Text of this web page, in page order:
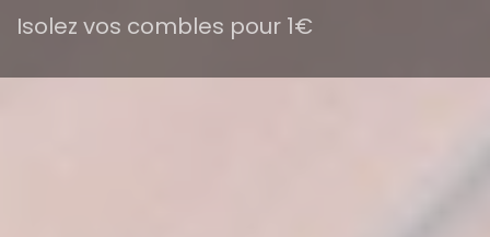
Isolez vos combles pour 1€